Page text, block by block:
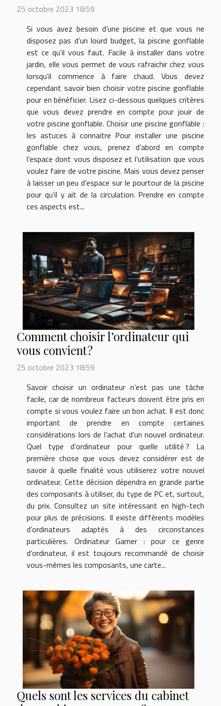
25 octobre 2023 18:59
Si vous avez besoin d’une piscine et que vous ne
disposez pas d’un lourd budget, la piscine gonflable
est ce qu’il vous faut. Facile à installer dans votre
jardin, elle vous permet de vous rafraichir chez vous
lorsqu’il commence à faire chaud. Vous devez
cependant savoir bien choisir votre piscine gonflable
pour en bénéficier. Lisez ci-dessous quelques critères
que vous devez prendre en compte pour jouir de
votre piscine gonflable. Choisir une piscine gonflable :
les astuces à connaitre Pour installer une piscine
gonflable chez vous, prenez d’abord en compte
l’espace dont vous disposez et l’utilisation que vous
voulez faire de votre piscine. Mais vous devez penser
à laisser un peu d’espace sur le pourtour de la piscine
pour qu’il y ait de la circulation. Prendre en compte
ces aspects est...
Comment choisir l’ordinateur qui
vous convient ?
25 octobre 2023 18:59
Savoir choisir un ordinateur n’est pas une tâche
facile, car de nombreux facteurs doivent être pris en
compte si vous voulez faire un bon achat. Il est donc
important de prendre en compte certaines
considérations lors de l’achat d’un nouvel ordinateur.
Quel type d’ordinateur pour quelle utilité ? La
première chose que vous devez considérer est de
savoir à quelle finalité vous utiliserez votre nouvel
ordinateur. Cette décision dépendra en grande partie
des composants à utiliser, du type de PC et, surtout,
du prix. Consultez un site intéressant en high-tech
pour plus de précisions. Il existe différents modèles
d’ordinateurs adaptés à des circonstances
particulières. Ordinateur Gamer : pour ce genre
d’ordinateur, il est toujours recommandé de choisir
vous-mêmes les composants, une carte...
Quels sont les services du cabinet